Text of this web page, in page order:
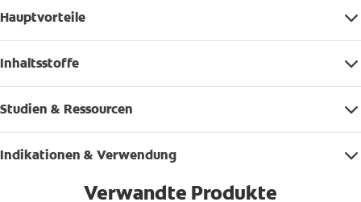
Hauptvorteile
Inhaltsstoffe
Studien & Ressourcen
Indikationen & Verwendung
Verwandte Produkte